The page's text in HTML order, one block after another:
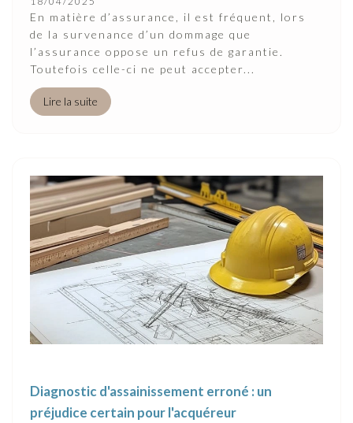
En matière d’assurance, il est fréquent, lors
de la survenance d’un dommage que
l’assurance oppose un refus de garantie.
Toutefois celle-ci ne peut accepter...
Lire la suite
Diagnostic d'assainissement erroné : un
préjudice certain pour l'acquéreur